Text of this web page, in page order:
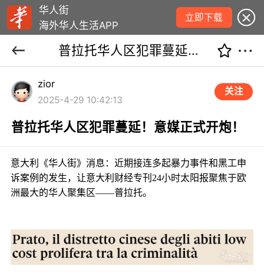
华人街
海外华人生活APP
立即下载
普拉托华人区犯罪蔓延！意媒正式开炮！
zior
2025-4-29 10:42:13
关注
普拉托华人区犯罪蔓延！意媒正式开炮！
意大利《华人街》消息：近期接连多起暴力事件和黑工申
诉案例的发生，让意大利财经专刊24小时太阳报聚焦于欧
洲最大的华人聚集区——普拉托。